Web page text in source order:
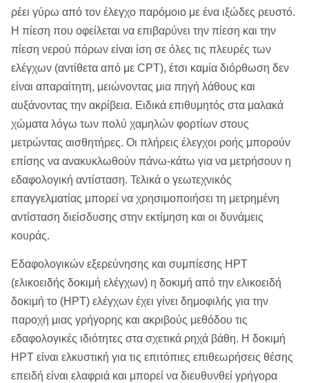
ρέει γύρω από τον έλεγχο παρόμοιο με ένα ιξώδες ρευστό.
Η πίεση που οφείλεται να επιβαρύνει την πίεση και την
πίεση νερού πόρων είναι ίση σε όλες τις πλευρές των
ελέγχων (αντίθετα από με CPT), έτσι καμία διόρθωση δεν
είναι απαραίτητη, μειώνοντας μια πηγή λάθους και
αυξάνοντας την ακρίβεια. Ειδικά επιθυμητός στα μαλακά
χώματα λόγω των πολύ χαμηλών φορτίων στους
μετρώντας αισθητήρες. Οι πλήρεις έλεγχοι ροής μπορούν
επίσης να ανακυκλωθούν πάνω-κάτω για να μετρήσουν η
εδαφολογική αντίσταση. Τελικά ο γεωτεχνικός
επαγγελματίας μπορεί να χρησιμοποιήσει τη μετρημένη
αντίσταση διείσδυσης στην εκτίμηση και οι δυνάμεις
κουράς.
Εδαφολογικών εξερεύνησης και συμπίεσης HPT
(ελικοειδής δοκιμή ελέγχων) η δοκιμή από την ελικοειδή
δοκιμή το (HPT) ελέγχων έχει γίνει δημοφιλής για την
παροχή μιας γρήγορης και ακριβούς μεθόδου τις
εδαφολογικές ιδιότητες στα σχετικά ρηχά βάθη. Η δοκιμή
HPT είναι ελκυστική για τις επιτόπιες επιθεωρήσεις θέσης
επειδή είναι ελαφριά και μπορεί να διευθυνθεί γρήγορα